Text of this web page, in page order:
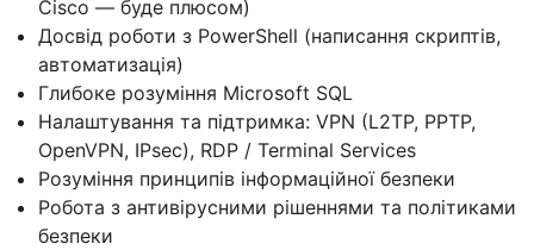
Cisco — буде плюсом)
Досвід роботи з PowerShell (написання скриптів,
автоматизація)
Глибоке розуміння Microsoft SQL
Налаштування та підтримка: VPN (L2TP, PPTP,
OpenVPN, IPsec), RDP / Terminal Services
Розуміння принципів інформаційної безпеки
Робота з антивірусними рішеннями та політиками
безпеки